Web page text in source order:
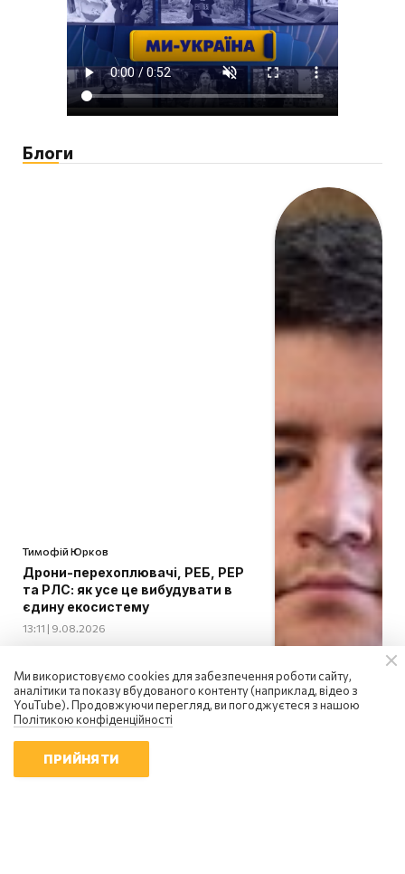
Блоги
Тимофій Юрков
Дрони-перехоплювачі, РЕБ, РЕР
та РЛС: як усе це вибудувати в
єдину екосистему
13:11 | 9.08.2026
Ми використовуємо cookies для забезпечення роботи сайту,
аналітики та показу вбудованого контенту (наприклад, відео з
YouTube). Продовжуючи перегляд, ви погоджуєтеся з нашою
Політикою конфіденційності
ПРИЙНЯТИ